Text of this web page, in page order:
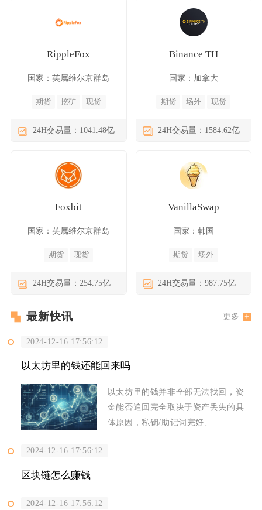
RippleFox
国家：英属维尔京群岛
期货 挖矿 现货
24H交易量：1041.48亿
Binance TH
国家：加拿大
期货 场外 现货
24H交易量：1584.62亿
Foxbit
国家：英属维尔京群岛
期货 现货
24H交易量：254.75亿
VanillaSwap
国家：韩国
期货 场外
24H交易量：987.75亿
最新快讯 更多
2024-12-16 17:56:12
以太坊里的钱还能回来吗
以太坊里的钱并非全部无法找回，资
金能否追回完全取决于资产丢失的具
体原因，私钥/助记词完好、
2024-12-16 17:56:12
区块链怎么赚钱
2024-12-16 17:56:12